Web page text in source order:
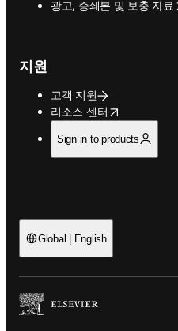
광고, 증쇄본 및 보충 자료
opens in new tab/window
지원
고객 지원
리소스 센터
opens in new tab/window
Sign in to products
Global | English